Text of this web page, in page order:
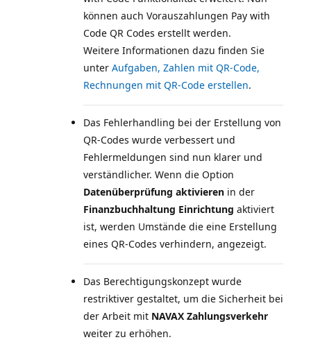
können auch Vorauszahlungen Pay with
Code QR Codes erstellt werden.
Weitere Informationen dazu finden Sie
unter Aufgaben, Zahlen mit QR-Code,
Rechnungen mit QR-Code erstellen
Das Fehlerhandling bei der Erstellung von
QR-Codes wurde verbessert und
Fehlermeldungen sind nun klarer und
verständlicher. Wenn die Option
Datenüberprüfung aktivieren in der
Finanzbuchhaltung Einrichtung aktiviert
ist, werden Umstände die eine Erstellung
eines QR-Codes verhindern, angezeigt.
Das Berechtigungskonzept wurde
restriktiver gestaltet, um die Sicherheit bei
der Arbeit mit NAVAX Zahlungsverkehr
weiter zu erhöhen.